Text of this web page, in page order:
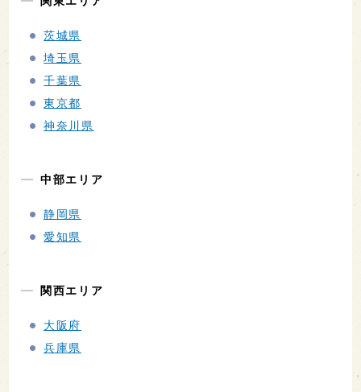
茨城県
埼玉県
千葉県
東京都
神奈川県
中部エリア
静岡県
愛知県
関西エリア
大阪府
兵庫県